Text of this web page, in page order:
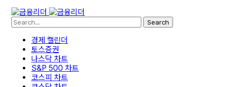
Search
경제 캘린더
토스증권
나스닥 차트
S&P 500 차트
코스피 차트